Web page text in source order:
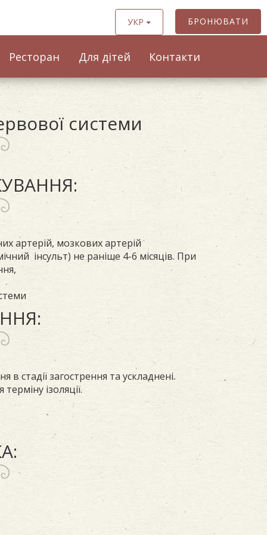
БРОНЮВАТИ
УКР
Ресторан Для дітей Контакти
системи
артерій, мозкових артерій
інсульт) не раніше 4-6 місяців. При
в стадії загострення та ускладнені.
ізоляції.